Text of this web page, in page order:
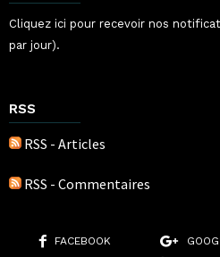
Cliquez ici pour recevoir nos
par jour).
RSS
RSS - Articles
RSS - Commentaires
FACEBOOK